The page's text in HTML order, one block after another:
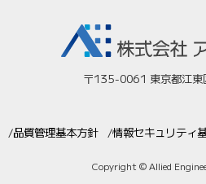
〒135-0061 東京都江
品質管理基本方針 情報セキュリティ
Copyright © Allied